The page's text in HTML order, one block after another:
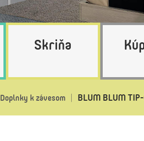
Skriňa
Doplnky k závesom BLUM BLUM TIP-